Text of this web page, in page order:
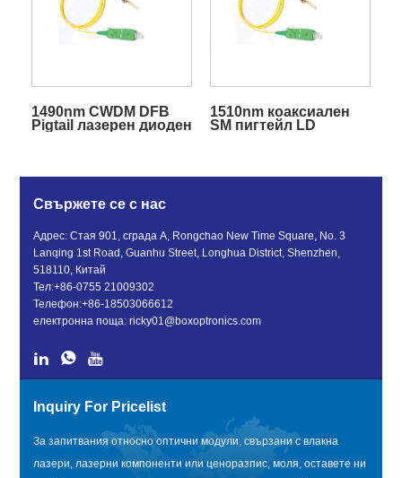
1490nm CWDM DFB
Pigtail лазерен диоден
1510nm коаксиален
SM пигтейл LD
Свържете се с нас
Адрес: Стая 901, сграда A, Rongchao New Time Square, No. 3
Lanqing 1st Road, Guanhu Street, Longhua District, Shenzhen,
518110, Китай
Тел:+86-0755 21009302
Телефон:+86-18503066612
електронна поща:ricky01@boxoptronics.com
Inquiry For Pricelist
За запитвания относно оптични модули, свързани с влакна
лазери, лазерни компоненти или ценоразпис, моля, оставете ни